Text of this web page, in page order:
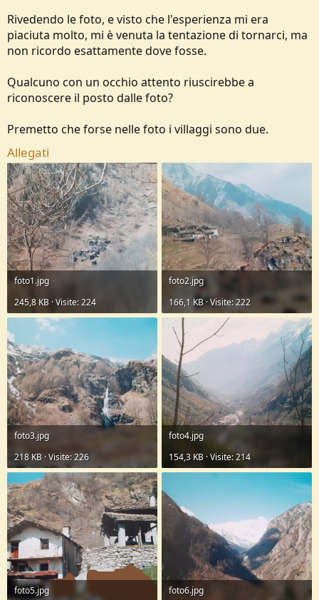
Rivedendo le foto, e visto che l'esperienza mi era
piaciuta molto, mi è venuta la tentazione di tornarci, ma
non ricordo esattamente dove fosse.
Qualcuno con un occhio attento riuscirebbe a
riconoscere il posto dalle foto?
Premetto che forse nelle foto i villaggi sono due.
Allegati
foto1.jpg
245,8 KB · Visite: 224
foto2.jpg
166,1 KB · Visite: 222
foto3.jpg
218 KB · Visite: 226
foto4.jpg
154,3 KB · Visite: 214
foto5.jpg foto6.jpg